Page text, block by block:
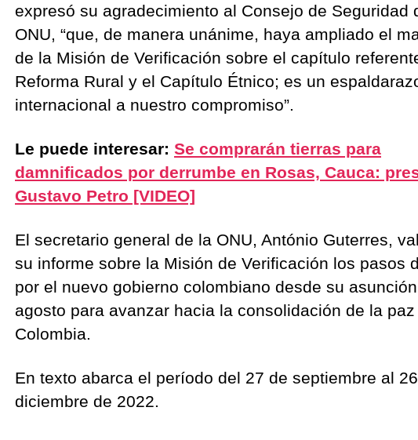
expresó su agradecimiento al Consejo de Seguridad
ONU, “que, de manera unánime, haya ampliado el
de la Misión de Verificación sobre el capítulo
Reforma Rural y el Capítulo Étnico; es un
internacional a nuestro compromiso”.
Le puede interesar: Se comprarán tierras para
damnificados por derrumbe en Rosas, Cauca:
Gustavo Petro [VIDEO]
El secretario general de la ONU, António Guterres,
su informe sobre la Misión de Verificación los pasos
por el nuevo gobierno colombiano desde su
agosto para avanzar hacia la consolidación de la paz
Colombia.
En texto abarca el período del 27 de septiembre al
diciembre de 2022.